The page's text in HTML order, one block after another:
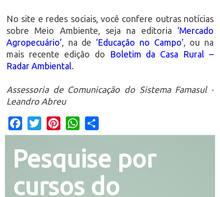
No site e redes sociais, você confere outras notícias
sobre Meio Ambiente, seja na editoria ‘Mercado
Agropecuário’ , na de ‘Educação no Campo’ , ou na
mais recente edição do
Boletim da Casa Rural –
Radar Ambiental.
Assessoria de Comunicação do Sistema Famasul -
Leandro Abreu
Facebook
Twitter PinterestWhatsApp
Pesquise por
cursos do